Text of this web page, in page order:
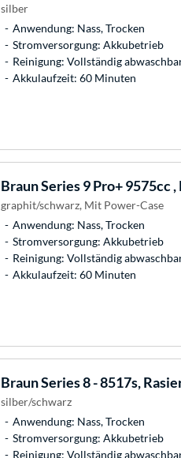
silber
Anwendung: Nass, Trocken
Stromversorgung: Akkubetrieb
Reinigung: Vollständig
Akkulaufzeit: 60 Minuten
BraunSeries 9 Pro+ 9575cc ,
graphit/schwarz, Mit Power-Case
Anwendung: Nass, Trocken
Stromversorgung: Akkubetrieb
Reinigung: Vollständig
Akkulaufzeit: 60 Minuten
BraunSeries 8 - 8517s,
silber/schwarz
Anwendung: Nass, Trocken
Stromversorgung: Akkubetrieb
Reinigung: Vollständig